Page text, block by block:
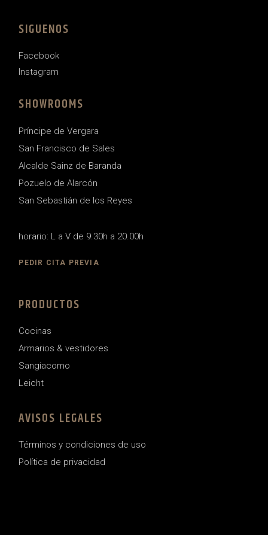
SIGUENOS
Facebook
Instagram
SHOWROOMS
Príncipe de Vergara
San Francisco de Sales
Alcalde Sainz de Baranda
Pozuelo de Alarcón
San Sebastián de los Reyes
horario: L a V de 9.30h a 20.00h
PEDIR CITA PREVIA
PRODUCTOS
Cocinas
Armarios & vestidores
Sangiacomo
Leicht
AVISOS LEGALES
Términos y condiciones de uso
Política de privacidad